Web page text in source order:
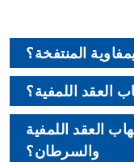
المنتفخة؟
العقد اللمفية؟
العقد اللمفية
والسرطان؟